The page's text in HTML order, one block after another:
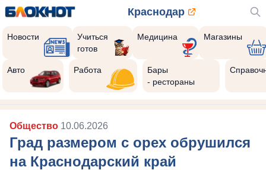
Краснодар
Новости
Учиться
готов
Медицина Магазины
Авто Работа
Бары
- рестораны
Общество 10.06.2026
Град размером с орех обрушился
на Краснодарский край
Реклама закроется через: